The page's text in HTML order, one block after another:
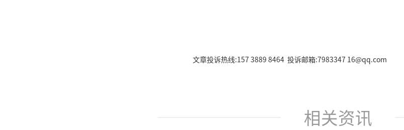
文章投诉热线:157 3889 8464 投诉邮箱:7983347 16@qq.com
相关资讯